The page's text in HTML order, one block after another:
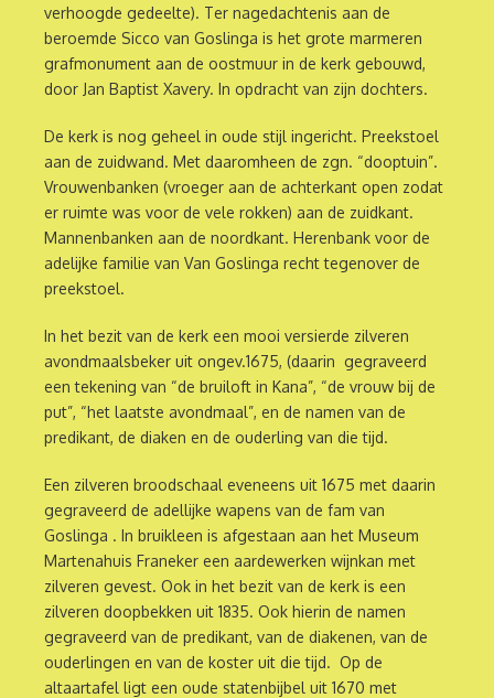
verhoogde gedeelte). Ter nagedachtenis aan de
beroemde Sicco van Goslinga is het grote marmeren
grafmonument aan de oostmuur in de kerk gebouwd,
door Jan Baptist Xavery. In opdracht van zijn dochters.
De kerk is nog geheel in oude stijl ingericht. Preekstoel
aan de zuidwand. Met daaromheen de zgn. “dooptuin”.
Vrouwenbanken (vroeger aan de achterkant open zodat
er ruimte was voor de vele rokken) aan de zuidkant.
Mannenbanken aan de noordkant. Herenbank voor de
adelijke familie van Van Goslinga recht tegenover de
preekstoel.
In het bezit van de kerk een mooi versierde zilveren
avondmaalsbeker uit ongev.1675, (daarin gegraveerd
een tekening van “de bruiloft in Kana”, “de vrouw bij de
put”, “het laatste avondmaal”, en de namen van de
predikant, de diaken en de ouderling van die tijd.
Een zilveren broodschaal eveneens uit 1675 met daarin
gegraveerd de adellijke wapens van de fam van
Goslinga . In bruikleen is afgestaan aan het Museum
Martenahuis Franeker een aardewerken wijnkan met
zilveren gevest. Ook in het bezit van de kerk is een
zilveren doopbekken uit 1835. Ook hierin de namen
gegraveerd van de predikant, van de diakenen, van de
ouderlingen en van de koster uit die tijd. Op de
altaartafel ligt een oude statenbijbel uit 1670 met